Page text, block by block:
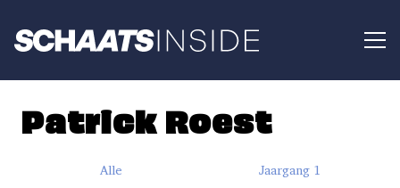
Patrick Roest
Alle Jaargang 1